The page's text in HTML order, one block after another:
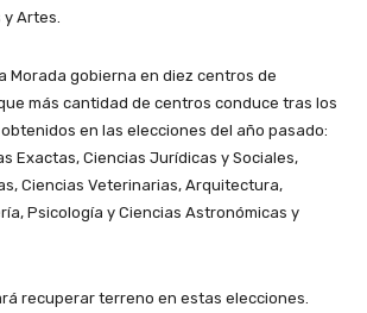
Artes.
Morada gobierna en diez centros de
más cantidad de centros conduce tras los
en las elecciones del año pasado:
Exactas, Ciencias Jurídicas y Sociales,
Ciencias Veterinarias, Arquitectura,
Psicología y Ciencias Astronómicas y
recuperar terreno en estas elecciones.